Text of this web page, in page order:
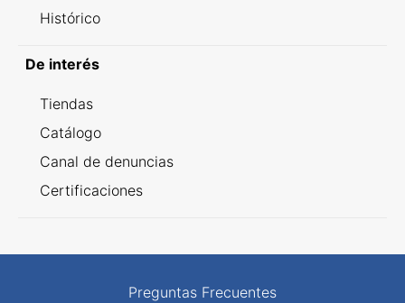
Histórico
De interés
Tiendas
Catálogo
Canal de denuncias
Certificaciones
Preguntas Frecuentes